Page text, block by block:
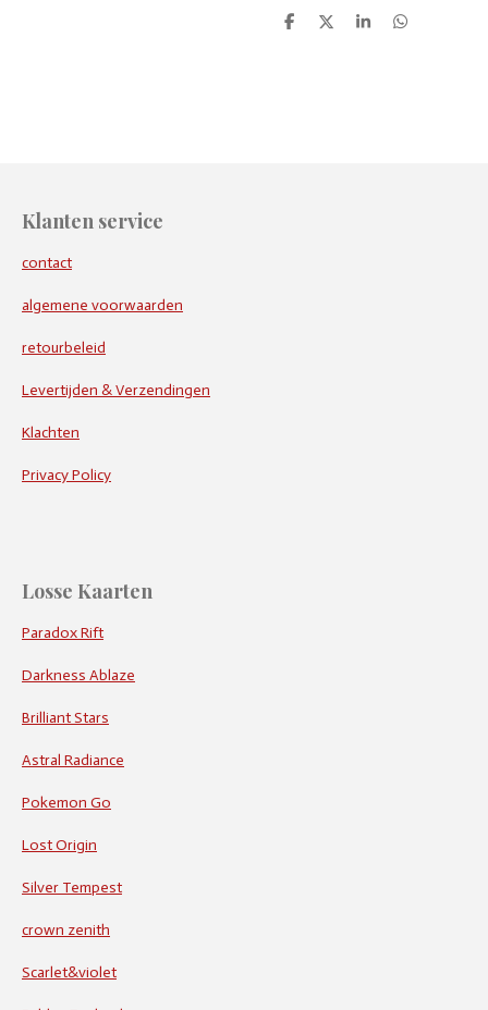
D
D
S
D
Klanten service
contact
algemene voorwaarden
retourbeleid
Levertijden & Verzendingen
Klachten
Privacy Policy
Losse Kaarten
Paradox Rift
Darkness Ablaze
Brilliant Stars
Astral Radiance
Pokemon Go
Lost Origin
Silver Tempest
crown zenith
Scarlet&violet